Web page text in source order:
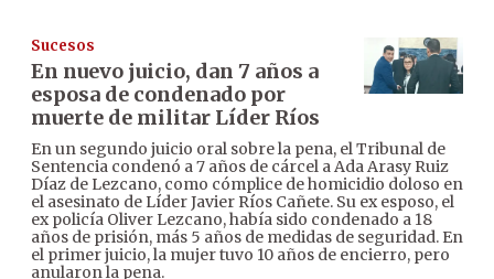
Sucesos
En nuevo juicio, dan 7 años a
esposa de condenado por
muerte de militar Líder Ríos
En un segundo juicio oral sobre la pena, el Tribunal de
Sentencia condenó a 7 años de cárcel a Ada Arasy Ruiz
Díaz de Lezcano, como cómplice de homicidio doloso en
el asesinato de Líder Javier Ríos Cañete. Su ex esposo, el
ex policía Oliver Lezcano, había sido condenado a 18
años de prisión, más 5 años de medidas de seguridad. En
el primer juicio, la mujer tuvo 10 años de encierro, pero
anularon la pena.